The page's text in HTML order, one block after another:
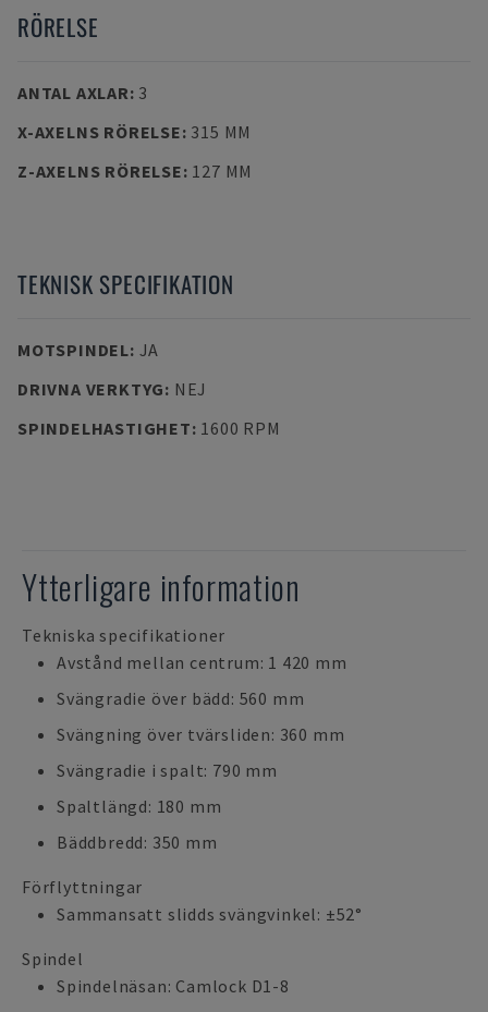
RÖRELSE
ANTAL AXLAR: 3
X-AXELNS RÖRELSE: 315 MM
Z-AXELNS RÖRELSE: 127 MM
TEKNISK SPECIFIKATION
MOTSPINDEL: JA
DRIVNA VERKTYG: NEJ
SPINDELHASTIGHET: 1600 RPM
Ytterligare information
Tekniska specifikationer
Avstånd mellan centrum: 1 420 mm
Svängradie över bädd: 560 mm
Svängning över tvärsliden: 360 mm
Svängradie i spalt: 790 mm
Spaltlängd: 180 mm
Bäddbredd: 350 mm
Förflyttningar
Sammansatt slidds svängvinkel: ±52°
Spindel
Spindelnäsan: Camlock D1-8